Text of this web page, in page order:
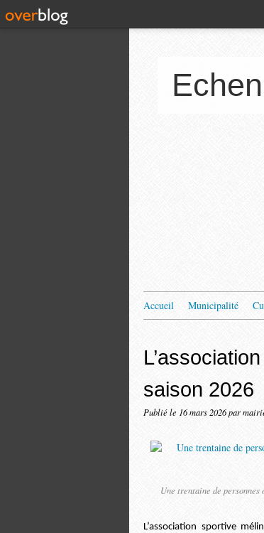
Accueil Municipalité
saison 2026
Publié le 16 mars 2026par
Une trentaine de
L’association sportive